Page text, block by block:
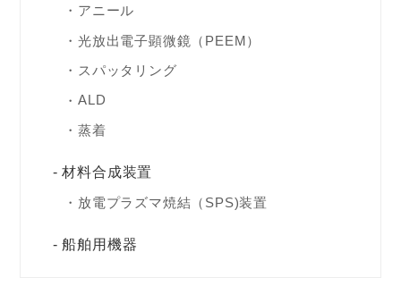
アニール
光放出電子顕微鏡（PEEM）
スパッタリング
ALD
蒸着
材料合成装置
放電プラズマ焼結（SPS)装置
船舶用機器